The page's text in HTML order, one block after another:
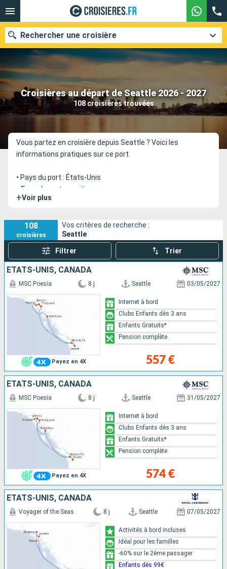
Croisières au départ de Seattle 2026 - 2027
108 croisières trouvées
Rechercher une croisière
Nos destinations
Mois de départ
Ports Compagnies
Vous partez en croisière depuis Seattle ? Voici les
informations pratiques sur ce port.
• Pays du port : États-Unis
• Type de port : maritime
• Destination principale desservie : Canada / Bermudes
+Voir plus
108
croisières
Vos critères de recherche :
Seattle
Filtrer Trier
ÉTATS-UNIS, CANADA
Payez en 4X
MSC Poesia 8 j Seattle 03/05/2027
557 €
Internet à bord
Clubs Enfants dès 3 ans
Enfants Gratuits*
Pension complète
ÉTATS-UNIS, CANADA
Payez en 4X
MSC Poesia 8 j Seattle 31/05/2027
574 €
Internet à bord
Clubs Enfants dès 3 ans
Enfants Gratuits*
Pension complète
ÉTATS-UNIS, CANADA
Voyager of the Seas 8 j Seattle 07/05/2027
Activités à bord incluses
Idéal pour les familles
-60% sur le 2ème passager
Enfants dès 99€